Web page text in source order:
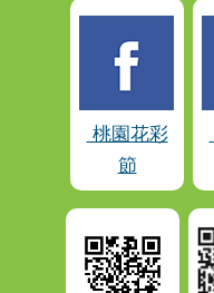
桃園花彩
節